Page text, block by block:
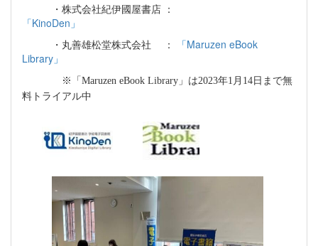
・株式会社紀伊國屋書店 ：
「KinoDen 」
・丸善雄松堂株式会社 ：
「Maruzen eBook
Library 」
※「Maruzen eBook Library 」は2023年1 月 14日まで無
料トライアル中